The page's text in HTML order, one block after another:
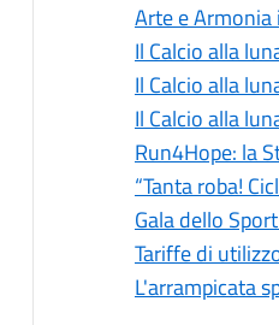
Arte e
Il Calcio alla
Il Calcio alla
Il Calcio alla
Run4Hope: la
“Tanta roba!
Gala dello
Tariffe di
L'arrampicata